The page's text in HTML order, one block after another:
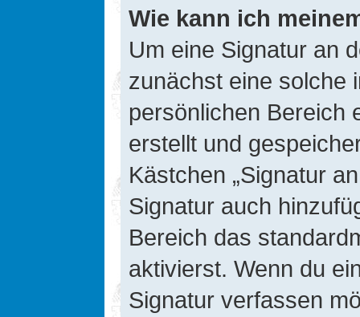
Wie kann ich
Um eine Signatur an
zunächst eine solche
persönlichen Bereich
erstellt und
Kästchen „Signatur
Signatur auch
Bereich das
aktivierst. Wenn du
Signatur verfassen